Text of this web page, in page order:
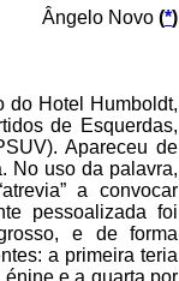
Ângelo Novo(*)
do Hotel Humboldt,
de Esquerdas,
Apareceu de
No uso da palavra,
a convocar
pessoalizada foi
e de forma
a primeira teria
e a quarta por